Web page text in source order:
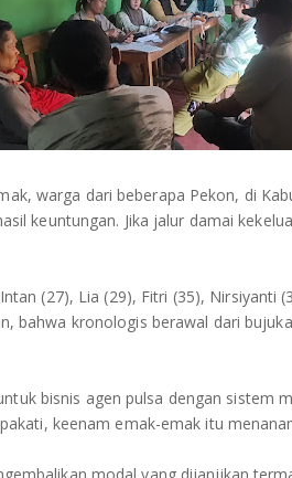
warga dari beberapa Pekon, di
keuntungan. Jika jalur damai
(27), Lia (29), Fitri (35), Nirsiyanti
bahwa kronologis berawal dari
bisnis agen pulsa dengan sistem
keenam emak-emak itu